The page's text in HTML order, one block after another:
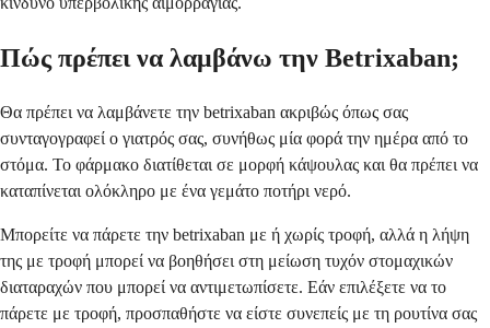
Πώς πρέπει να λαμβάνω την Betrixaban;
Θα πρέπει να λαμβάνετε την betrixaban ακριβώς όπως σας
συνταγογραφεί ο γιατρός σας, συνήθως μία φορά την ημέρα από το
στόμα. Το φάρμακο διατίθεται σε μορφή κάψουλας και θα πρέπει να
καταπίνεται ολόκληρο με ένα γεμάτο ποτήρι νερό.
Μπορείτε να πάρετε την betrixaban με ή χωρίς τροφή, αλλά η λήψη
της με τροφή μπορεί να βοηθήσει στη μείωση τυχόν στομαχικών
διαταραχών που μπορεί να αντιμετωπίσετε. Εάν επιλέξετε να το
πάρετε με τροφή, προσπαθήστε να είστε συνεπείς με τη ρουτίνα σας